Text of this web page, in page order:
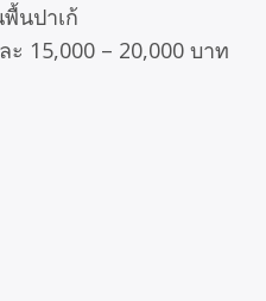
นปาเก้
ะ 15,000 – 20,000 บาท